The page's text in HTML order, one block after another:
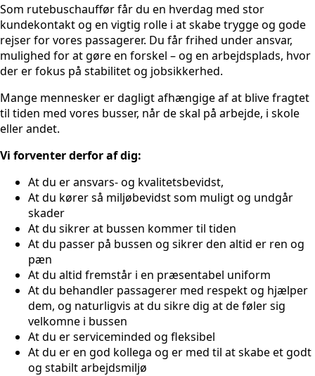
Som rutebuschauffør får du en hverdag med stor
kundekontakt og en vigtig rolle i at skabe trygge og gode
rejser for vores passagerer. Du får frihed under ansvar,
mulighed for at gøre en forskel – og en arbejdsplads, hvor
der er fokus på stabilitet og jobsikkerhed.
Mange mennesker er dagligt afhængige af at blive fragtet
til tiden med vores busser, når de skal på arbejde, i skole
eller andet.
Vi forventer derfor af dig:
At du er ansvars- og kvalitetsbevidst,
At du kører så miljøbevidst som muligt og undgår
skader
At du sikrer at bussen kommer til tiden
At du passer på bussen og sikrer den altid er ren og
pæn
At du altid fremstår i en præsentabel uniform
At du behandler passagerer med respekt og hjælper
dem, og naturligvis at du sikre dig at de føler sig
velkomne i bussen
At du er serviceminded og fleksibel
At du er en god kollega og er med til at skabe et godt
og stabilt arbejdsmiljø